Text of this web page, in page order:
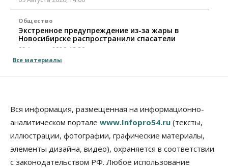
Общество
Экстренное предупреждение из-за жары в
Новосибирске распространили спасатели
09 Августа 2026, 13:30
Общество
Места в колледжах Новосибирска будут
«бронировать» со школы
09 Августа 2026, 11:00
Все материалы
Вся информация, размещенная на информационно-
аналитическом портале www.Infopro54.ru (тексты,
иллюстрации, фотографии, графические материалы,
элементы дизайна, видео), охраняется в соответствии
с законодательством РФ. Любое использование